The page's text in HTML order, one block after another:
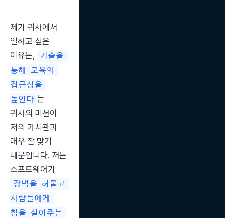
제가 귀사에서
일하고 싶은
이유는,
기술을
통해 교육의
접근성을
높인다 는
귀사의 미션이
저의 가치관과
매우 잘 맞기
때문입니다. 저는
장벽을 허물고
사람들에게
힘을 실어주는